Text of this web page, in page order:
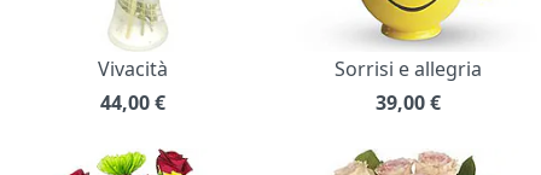
Vivacità
44,00€
Sorrisi e allegria
39,00€